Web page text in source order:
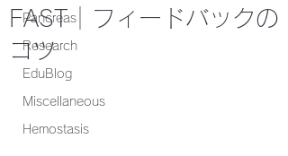
Pancreas
Research
EduBlog
Miscellaneous
Hemostasis
FAST｜フィードバックの
コツ